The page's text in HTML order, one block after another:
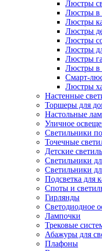
Люстры
Люстры в
Люстры
Люстры
Люстры
Люстры
Люстры
Люстры в
Смарт-
Люстры
Настенные
Торшеры для
Настольные
Уличное
Светильники
Точечные
Детские
Светильники
Светильники
Подсветка для
Споты и
Гирлянды
Светодиодное
Лампочки
Трековые
Абажуры для
Плафоны